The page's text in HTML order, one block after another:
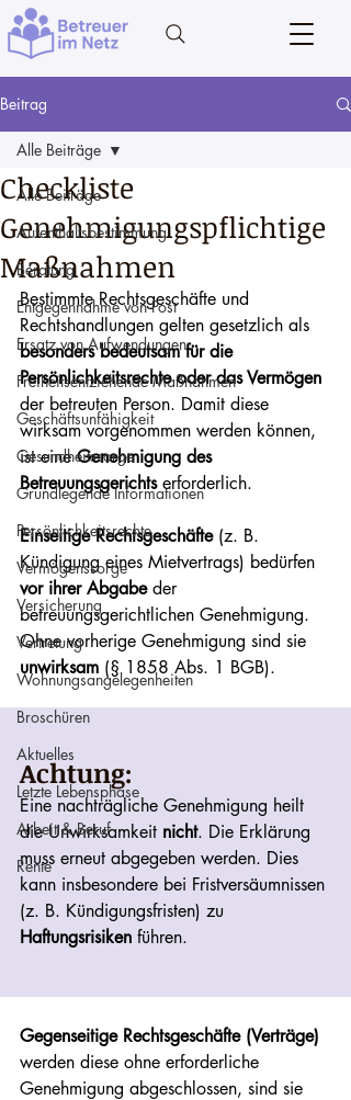
Beitrag
Alle Beiträge
Aufenthaltsbestimmung
Beratung
Entgegennahme von Post
Ersatz von Aufwendungen
Freiheitsentziehende Maßnahmen
Geschäftsunfähigkeit
Gesundheitssorge
Grundlegende Informationen
Persönlichkeitsrechte
Vermögenssorge
Versicherung
Vertretung
Wohnungsangelegenheiten
Broschüren
Aktuelles
Letzte Lebensphase
Arbeit & Beruf
Rente
Alle Beiträge
Checkliste
Genehmigungspflichtige
Maßnahmen
Bestimmte Rechtsgeschäfte und
Rechtshandlungen gelten gesetzlich als
besonders bedeutsam für die
Persönlichkeitsrechte oder das Vermögen
der betreuten Person. Damit diese
wirksam vorgenommen werden können,
ist eine Genehmigung des
Betreuungsgerichts erforderlich.
Einseitige Rechtsgeschäfte (z. B.
Kündigung eines Mietvertrags) bedürfen
vor ihrer Abgabe der
betreuungsgerichtlichen Genehmigung.
Ohne vorherige Genehmigung sind sie
unwirksam (§ 1858 Abs. 1 BGB).
Achtung:
Eine nachträgliche Genehmigung heilt
die Unwirksamkeit nicht. Die Erklärung
muss erneut abgegeben werden. Dies
kann insbesondere bei Fristversäumnissen
(z. B. Kündigungsfristen) zu
Haftungsrisiken führen.
Gegenseitige Rechtsgeschäfte (Verträge)
werden diese ohne erforderliche
Genehmigung abgeschlossen, sind sie